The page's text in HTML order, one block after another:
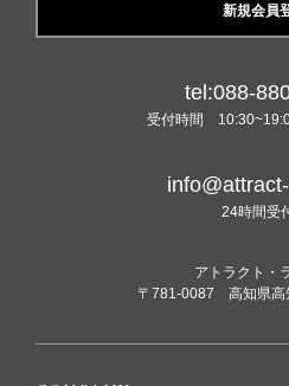
新規会員
tel:088-
受付時間
24時間受
アトラクト・
〒781-0087 高知県高